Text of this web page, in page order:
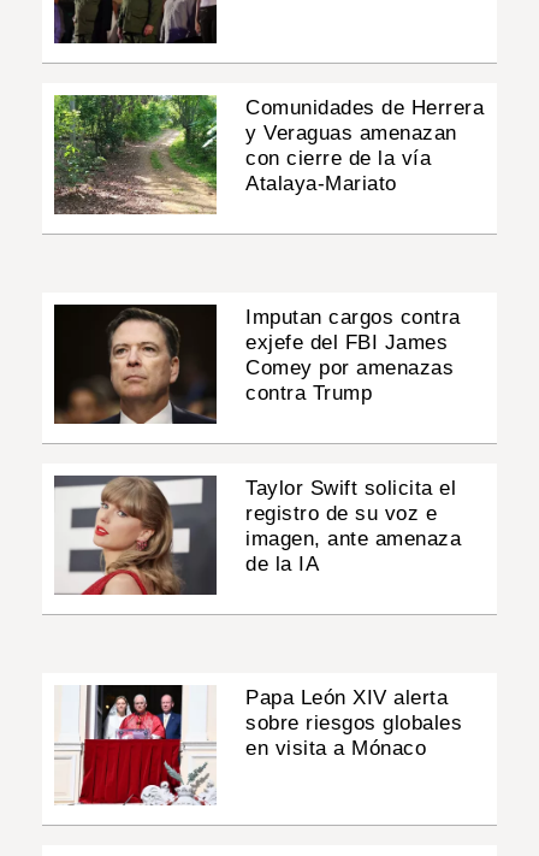
Comunidades de Herrera
y Veraguas amenazan
con cierre de la vía
Atalaya-Mariato
Imputan cargos contra
exjefe del FBI James
Comey por amenazas
contra Trump
Taylor Swift solicita el
registro de su voz e
imagen, ante amenaza
de la IA
Papa León XIV alerta
sobre riesgos globales
en visita a Mónaco